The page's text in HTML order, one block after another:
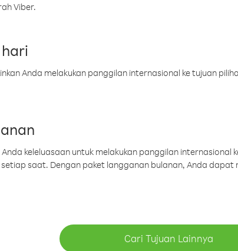
Viber.
Anda melakukan panggilan internasional ke tujuan
keleluasaan untuk melakukan panggilan
saat. Dengan paket langganan bulanan, Anda
Cari Tujuan Lainnya